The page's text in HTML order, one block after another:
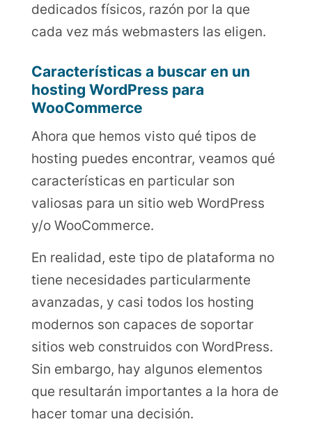
dedicados físicos, razón por la que
cada vez más webmasters las eligen.
Características a buscar en un
hosting WordPress para
WooCommerce
Ahora que hemos visto qué tipos de
hosting puedes encontrar, veamos qué
características en particular son
valiosas para un sitio web WordPress
y/o WooCommerce.
En realidad, este tipo de plataforma no
tiene necesidades particularmente
avanzadas, y casi todos los hosting
modernos son capaces de soportar
sitios web construidos con WordPress.
Sin embargo, hay algunos elementos
que resultarán importantes a la hora de
hacer tomar una decisión.